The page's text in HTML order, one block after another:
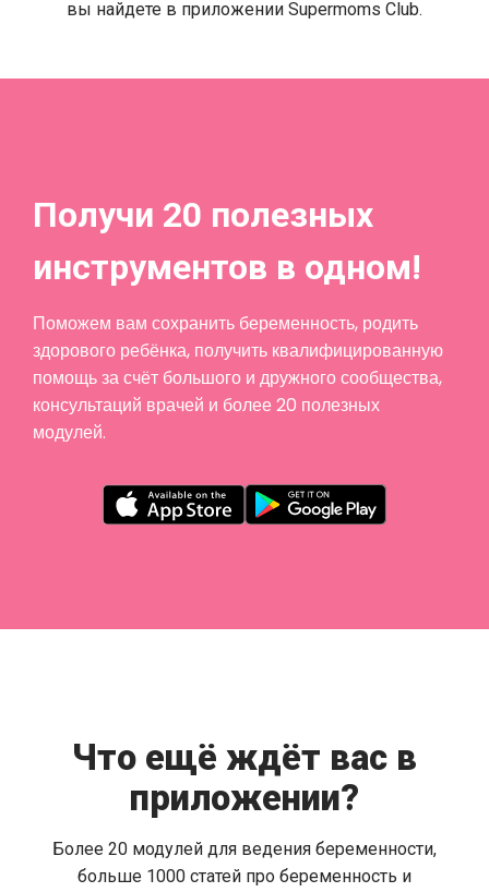
вы найдете в приложении Supermoms Club.
Получи 20 полезных
инструментов в одном!
Поможем вам сохранить беременность, родить
здорового ребёнка, получить квалифицированную
помощь за счёт большого и дружного сообщества,
консультаций врачей и более 20 полезных
модулей.
Что ещё ждёт вас в
приложении?
Более 20 модулей для ведения беременности,
больше 1000 статей про беременность и